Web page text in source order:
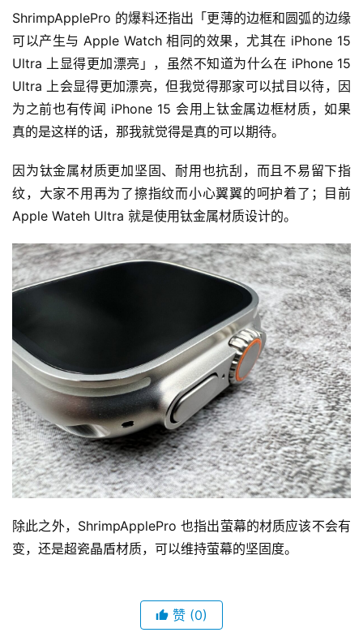
ShrimpApplePro 的爆料还指出「更薄的边框和圆弧的边缘
可以产生与 Apple Watch 相同的效果，尤其在 iPhone 15
Ultra 上显得更加漂亮」，虽然不知道为什么在 iPhone 15
Ultra 上会显得更加漂亮，但我觉得那家可以拭目以待，因
为之前也有传闻 iPhone 15 会用上钛金属边框材质，如果
真的是这样的话，那我就觉得是真的可以期待。
因为钛金属材质更加坚固、耐用也抗刮，而且不易留下指
纹，大家不用再为了擦指纹而小心翼翼的呵护着了；目前
Apple Wateh Ultra 就是使用钛金属材质设计的。
除此之外，ShrimpApplePro 也指出萤幕的材质应该不会有
变，还是超瓷晶盾材质，可以维持萤幕的坚固度。
赞 (0)